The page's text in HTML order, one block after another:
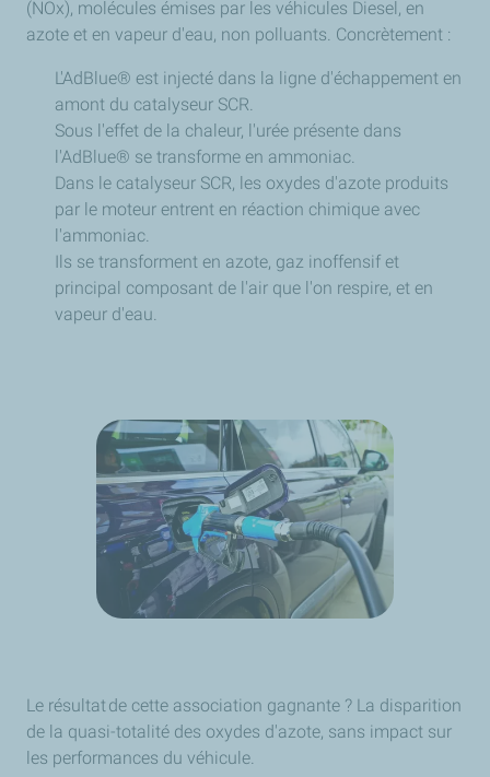
(NOx), molécules émises par les véhicules Diesel, en
azote et en vapeur d'eau, non polluants. Concrètement :
L'AdBlue® est injecté dans la ligne d'échappement en
amont du catalyseur SCR.
Sous l'effet de la chaleur, l'urée présente dans
l'AdBlue® se transforme en ammoniac.
Dans le catalyseur SCR, les oxydes d'azote produits
par le moteur entrent en réaction chimique avec
l'ammoniac.
Ils se transforment en azote, gaz inoffensif et
principal composant de l'air que l'on respire, et en
vapeur d'eau.
Le résultat de cette association gagnante ? La disparition
de la quasi-totalité des oxydes d'azote, sans impact sur
les performances du véhicule.